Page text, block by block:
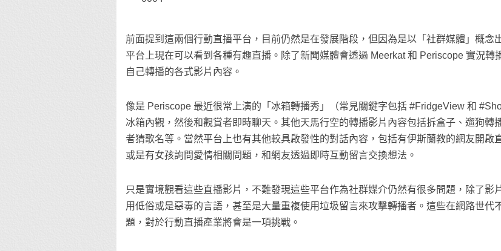
前面提到這兩個行動直播平台，目前仍然是在發展階段，但因為是以「社群媒體」概念
平台上現在可以看到各種有趣直播。除了新聞媒體會透過 Meerkat 和 Periscope 實況轉
自己轉播的各式影片內容。
像是 Periscope 最近很常上演的「冰箱轉播秀」（常見關鍵字包括 #FridgeView 和
冰箱內觀，然後和觀賞者即時聊天。其他天馬行空的轉播影片內容包括拆盒子、遛狗轉
者猜歌名等。當然平台上也有其他較具啟發性的對話內容，包括有伊斯蘭教的網友開啟
或是有女孩詢問愛情相關問題，和網友透過即時互動留言交換想法。
只是實境觀看這些直播影片，不難發現這些平台作為社群媒介仍然有很多問題，除了
用低俗或是惡毒的言語，甚至是大量重複使用垃圾留言來攻擊轉播者。這些在網路世代
題，對於行動直播產業將會是一項挑戰。